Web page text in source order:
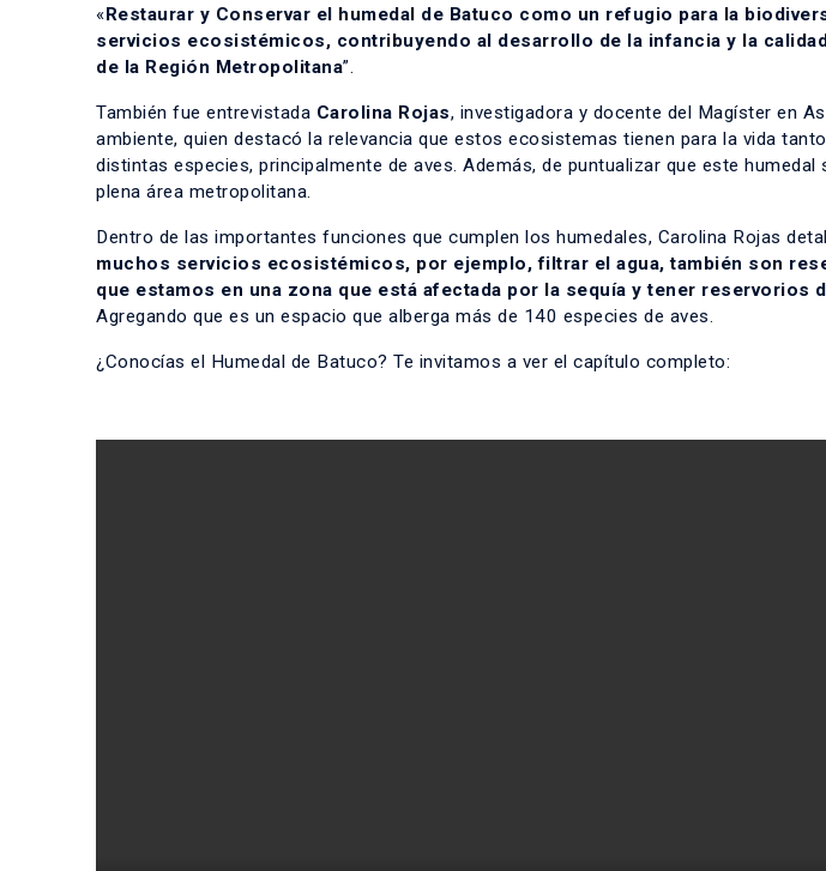
«Restaurar y Conservar el humedal de Batuco como un refugio para la
servicios ecosistémicos, contribuyendo al desarrollo de la infancia y la
de la Región Metropolitana”.
También fue entrevistada Carolina Rojas, investigadora y docente del Magíster en
ambiente, quien destacó la relevancia que estos ecosistemas tienen para la vida
distintas especies, principalmente de aves. Además, de puntualizar que este
plena área metropolitana.
Dentro de las importantes funciones que cumplen los humedales, Carolina Rojas
muchos servicios ecosistémicos, por ejemplo, filtrar el agua, también son
que estamos en una zona que está afectada por la sequía y tener reservorios
Agregando que es un espacio que alberga más de 140 especies de aves.
¿Conocías el Humedal de Batuco? Te invitamos a ver el capítulo completo: